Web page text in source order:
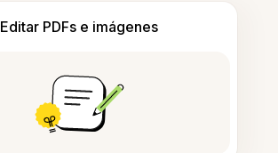
Editar PDFs e imágenes